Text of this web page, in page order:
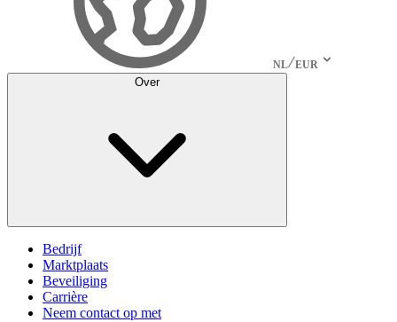
NL EUR
Over
Bedrijf
Marktplaats
Beveiliging
Carrière
Neem contact op met